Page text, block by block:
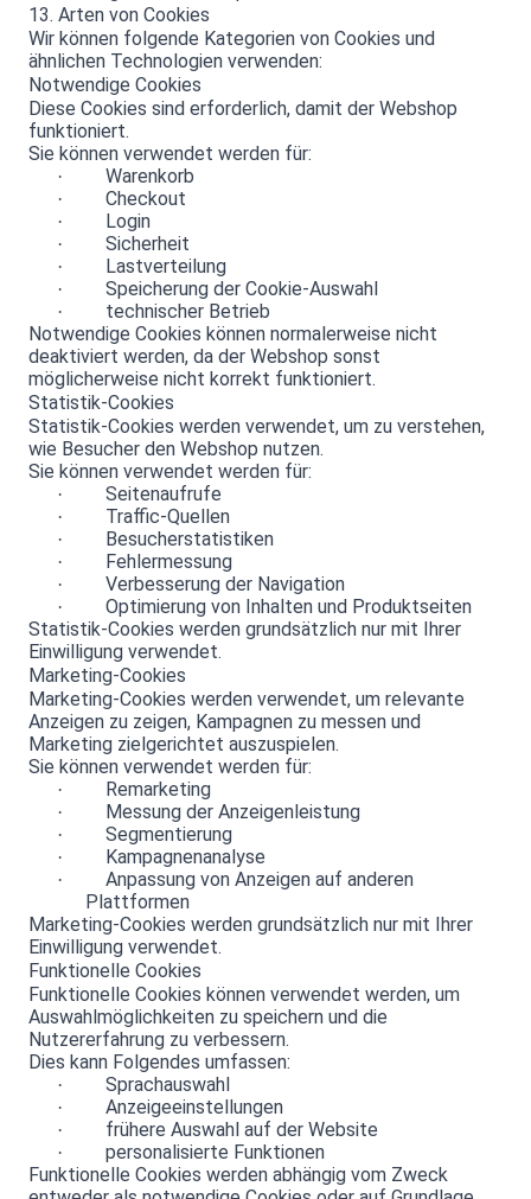
13. Arten von Cookies
Wir können folgende Kategorien von Cookies und
ähnlichen Technologien verwenden:
Notwendige Cookies
Diese Cookies sind erforderlich, damit der Webshop
funktioniert.
Sie können verwendet werden für:
· Warenkorb
· Checkout
· Login
· Sicherheit
· Lastverteilung
· Speicherung der Cookie-Auswahl
·
technischer Betrieb
Notwendige Cookies können normalerweise nicht
deaktiviert werden, da der Webshop sonst
möglicherweise nicht korrekt funktioniert.
Statistik-Cookies
Statistik-Cookies werden verwendet, um zu verstehen,
wie Besucher den Webshop nutzen.
Sie können verwendet werden für:
· Seitenaufrufe
· Traffic-Quellen
· Besucherstatistiken
· Fehlermessung
· Verbesserung der Navigation
·
Optimierung von Inhalten und Produktseiten
Statistik-Cookies werden grundsätzlich nur mit Ihrer
Einwilligung verwendet.
Marketing-Cookies
Marketing-Cookies werden verwendet, um relevante
Anzeigen zu zeigen, Kampagnen zu messen und
Marketing zielgerichtet auszuspielen.
Sie können verwendet werden für:
· Remarketing
· Messung der Anzeigenleistung
· Segmentierung
· Kampagnenanalyse
·
Anpassung von Anzeigen auf anderen
Plattformen
Marketing-Cookies werden grundsätzlich nur mit Ihrer
Einwilligung verwendet.
Funktionelle Cookies
Funktionelle Cookies können verwendet werden, um
Auswahlmöglichkeiten zu speichern und die
Nutzererfahrung zu verbessern.
Dies kann Folgendes umfassen:
· Sprachauswahl
· Anzeigeeinstellungen
· frühere Auswahl auf der Website
·
personalisierte Funktionen
Funktionelle Cookies werden abhängig vom Zweck